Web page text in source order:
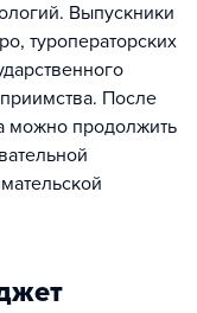
Выпускники
туроператорских
После
можно продолжить